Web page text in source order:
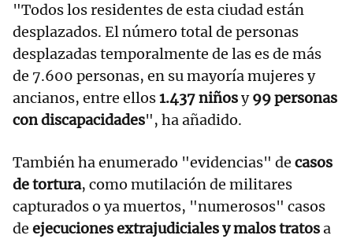
"Todos los residentes de esta ciudad están
desplazados. El número total de personas
desplazadas temporalmente de las es de más
de 7.600 personas, en su mayoría mujeres y
ancianos, entre ellos1.437 niñosy99 personas
con discapacidades", ha añadido.
También ha enumerado "evidencias" de casos
de tortura, como mutilación de militares
capturados o ya muertos, "numerosos" casos
de ejecuciones extrajudiciales y malos tratosa